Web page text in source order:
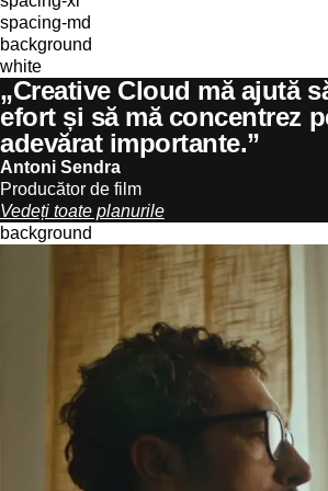
spacing-md
background
white
„Creative Cloud mă ajută
efort și să mă concentrez
adevărat importante.”
Antoni Sendra
Producător de film
Vedeți toate planurile
background